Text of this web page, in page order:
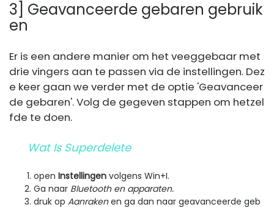
3] Geavanceerde gebaren gebruik
en
Er is een andere manier om het veeggebaar met
drie vingers aan te passen via de instellingen. Dez
e keer gaan we verder met de optie 'Geavanceer
de gebaren'. Volg de gegeven stappen om hetzel
fde te doen.
Wat Is Superdelete
open Instellingen volgens Win+I.
Ga naar Bluetooth en apparaten.
druk op Aanrakenen ga dan naar geavanceerde geb